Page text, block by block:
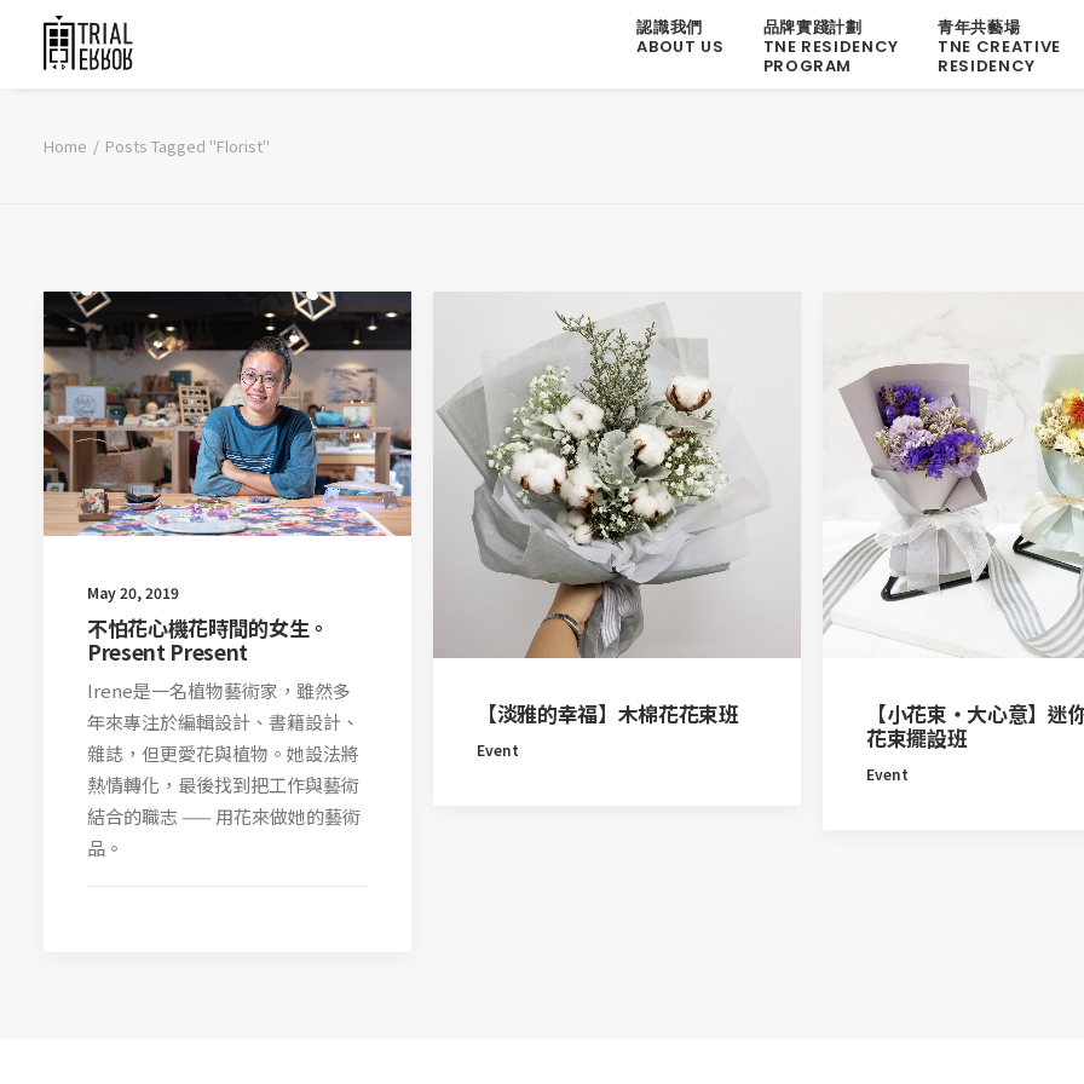
認識我們
ABOUT US
品牌實踐計劃
TNE RESIDENCY
PROGRAM
青年共藝場
TNE CREATIVE
RESIDENCY
Home Posts Tagged "Florist"
May 20, 2019
不怕花心機花時間的女生。
Present Present
Irene是一名植物藝術家，雖然多
年來專注於編輯設計、書籍設計、
雜誌，但更愛花與植物。她設法將
熱情轉化，最後找到把工作與藝術
結合的職志 —— 用花來做她的藝術
品。
【淡雅的幸福】木棉花花束班
Event
【小花束‧大心意】迷
花束擺設班
Event